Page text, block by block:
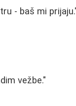
- baš mi
vežbe."